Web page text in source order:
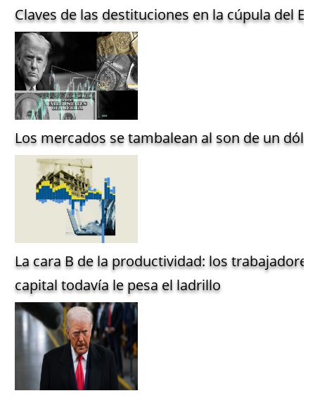
Claves de las destituciones en la cúpula del
Los mercados se tambalean al son de un
La cara B de la productividad: los
capital todavía le pesa el ladrillo